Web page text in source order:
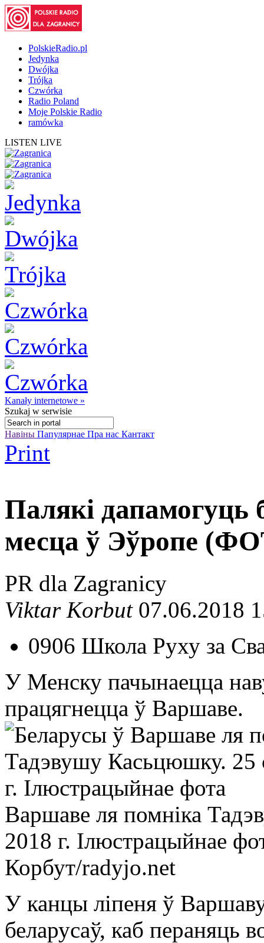
PolskieRadio.pl
Jedynka
Dwójka
Trójka
Czwórka
Radio Poland
Moje Polskie Radio
ramówka
LISTEN LIVE
Kanały internetowe »
Szukaj w serwisie
Навіны Папулярнае Пра нас Кантакт
Print
Палякі дапамогуць
месца ў Эўропе
PR dla Zagranicy
Viktar Korbut07.06.2018
0906 Школа Руху за
У Менску пачынаецца
працягнецца ў Варшаве.
Варшаве ля помніка
2018 г. Ілюстрацыйнае
Корбут/radyjo.net
У канцы ліпеня ў
беларусаў, каб пераняць